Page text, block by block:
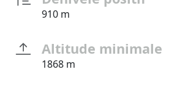
910 m
Altitude minimale
1868 m